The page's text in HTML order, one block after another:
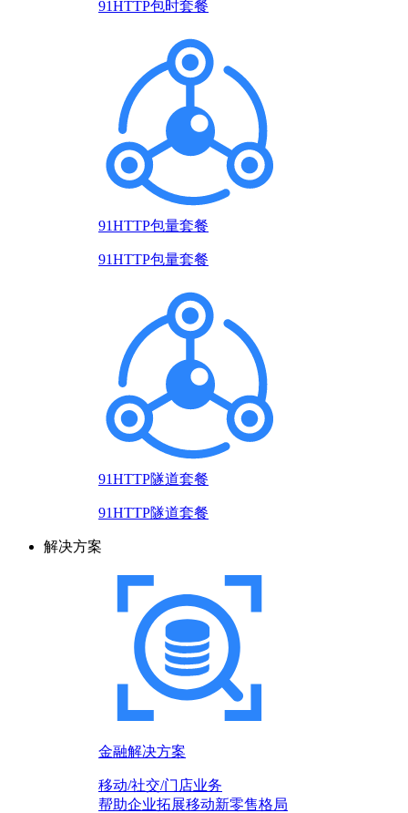
91HTTP包时套餐
91HTTP包量套餐
91HTTP包量套餐
91HTTP隧道套餐
91HTTP隧道套餐
解决方案
金融解决方案
移动/社交/门店业务
帮助企业拓展移动新零售格局